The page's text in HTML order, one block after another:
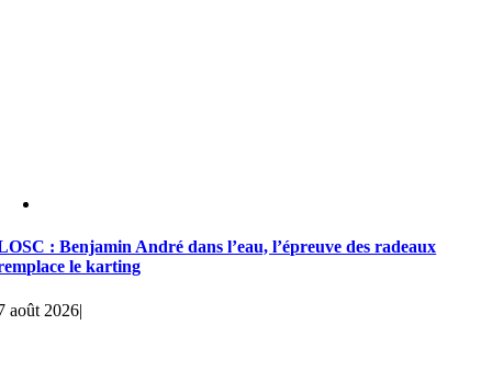
: Benjamin André dans l’eau, l’épreuve des radeaux
le karting
août 2026|